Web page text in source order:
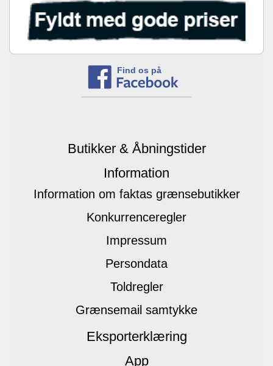
Find os på
Butikker & Åbningstider
Information
Information om faktas grænsebutikker
Konkurrenceregler
Impressum
Persondata
Toldregler
Grænsemail samtykke
Eksporterklæring
App